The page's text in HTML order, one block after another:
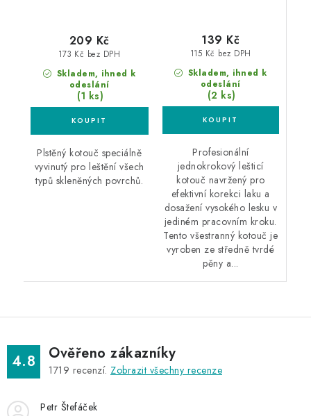
Skladem, ihned k
odeslání
(1 ks)
173 Kč bez DPH
209 Kč
Plstěný kotouč speciálně
vyvinutý pro leštění všech
typů skleněných povrchů.
Skladem, ihned k
odeslání
(2 ks)
115 Kč bez DPH
139 Kč
Profesionální
jednokrokový lešticí
kotouč navržený pro
efektivní korekci laku a
dosažení vysokého lesku v
jediném pracovním kroku.
Tento všestranný kotouč je
vyroben ze středně tvrdé
pěny a...
4.8 Ověřeno zákazníky
1719 recenzí. Zobrazit všechny recenze
Petr Štefáček